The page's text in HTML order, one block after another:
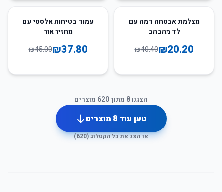
50
מצלמת אבטחה דמה עם
לד מהבהב
₪20.20
₪40.40
16
עמוד בטיחות אלסטי עם
מחזיר אור
₪37.80
₪45.00
הצגנו8 מתוך620 מוצרים
טען עוד8 מוצרים
או הצג את כל הקטלוג (620
)